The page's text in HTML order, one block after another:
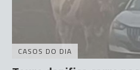
CASOS DO DIA